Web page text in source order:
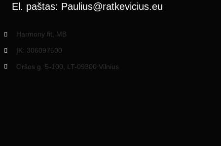
El. paštas: Paulius@ratkevicius.eu
Harmony fit, MB
ĮK: 306097500
Oršos g. 5-100, LT-09300 Vilnius